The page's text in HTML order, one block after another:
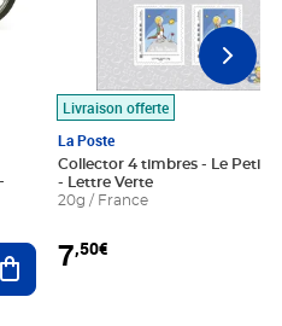
Ajouter au panier
Livraison offerte
La Poste
Collector 4 timbres - Le Petit
- Lettre Verte
20g / France
7,50€